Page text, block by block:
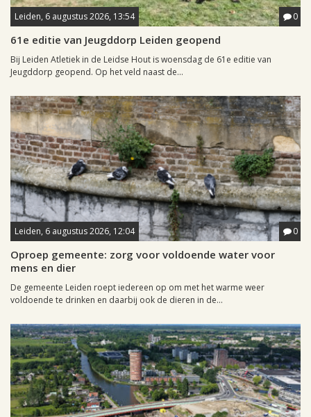
Leiden, 6 augustus 2026, 13:54 0
61e editie van Jeugddorp Leiden geopend
Bij Leiden Atletiek in de Leidse Hout is woensdag de 61e editie van
Jeugddorp geopend. Op het veld naast de...
Leiden, 6 augustus 2026, 12:04 0
Oproep gemeente: zorg voor voldoende water voor
mens en dier
De gemeente Leiden roept iedereen op om met het warme weer
voldoende te drinken en daarbij ook de dieren in de...